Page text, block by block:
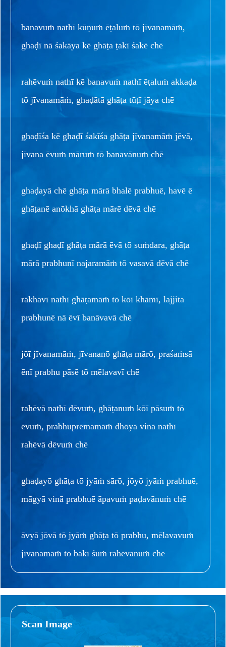
banavuṁ nathī kūṇuṁ ēṭaluṁ tō jīvanamāṁ,
ghaḍī nā śakāya kē ghāṭa ṭakī śakē chē
rahēvuṁ nathī kē banavuṁ nathī ēṭaluṁ akkaḍa
tō jīvanamāṁ, ghaḍātā ghāṭa tūṭī jāya chē
ghaḍīśa kē ghaḍī śakīśa ghāṭa jīvanamāṁ jēvā,
jīvana ēvuṁ māruṁ tō banavānuṁ chē
ghaḍayā chē ghāṭa mārā bhalē prabhuē, havē ē
ghāṭanē anōkhā ghāṭa mārē dēvā chē
ghaḍī ghaḍī ghāṭa mārā ēvā tō suṁdara, ghāṭa
mārā prabhunī najaramāṁ tō vasavā dēvā chē
rākhavī nathī ghāṭamāṁ tō kōī khāmī, lajjita
prabhunē nā ēvī banāvavā chē
jōī jīvanamāṁ, jīvananō ghāṭa mārō, praśaṁsā
ēnī prabhu pāsē tō mēlavavī chē
rahēvā nathī dēvuṁ, ghāṭanuṁ kōī pāsuṁ tō
ēvuṁ, prabhuprēmamāṁ dhōyā vinā nathī
rahēvā dēvuṁ chē
ghaḍayō ghāṭa tō jyāṁ sārō, jōyō jyāṁ prabhuē,
māgyā vinā prabhuē āpavuṁ paḍavānuṁ chē
āvyā jōvā tō jyāṁ ghāṭa tō prabhu, mēlavavuṁ
jīvanamāṁ tō bākī śuṁ rahēvānuṁ chē
Scan Image